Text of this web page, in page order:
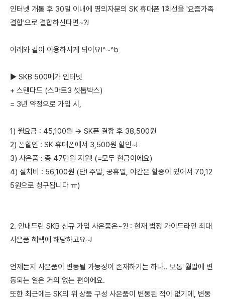
인터넷 개통 후 30일 이내에 명의자분의 SK 휴대폰 1회선을 '요즘가족
결합'으로 결합하신다면~?!
아래와 같이 이용하시게 되어요!^~^b
▶ SKB 500메가 인터넷
+ 스탠다드 (스마트3 셋톱박스)
= 3년 약정으로 가입 시,
1) 월요금 : 45,100원 → SK폰 결합 후 38,500원
2) 폰할인 : SK 휴대폰에서 3,500원 할인~!
3) 사은품 : 총 47만원 지원! (=모두 현금이에요)
4) 설치비 : 56,100원 (단! 주말, 공휴일, 야간은 할증이 있어서 70,12
5원으로 청구됩니다 ㅠ)
2. 안내드린 SKB 신규 가입 사은품은~?! : 현재 법정 가이드라인 최대
사은품 혜택에 해당하고요~!
언제든지 사은품이 변동될 가능성이 존재하기는 하나.. 보통 월말에 변
동되는 일은 거의 없는 편이에요.
또한 최근에는 SK의 위 상품 구성 사은품이 변동된 적이 없기에, 변동